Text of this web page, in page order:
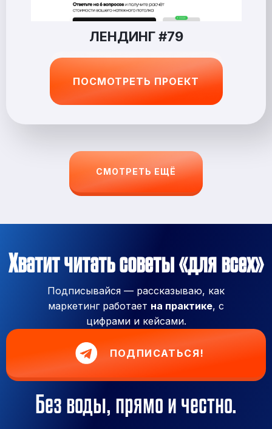
ЛЕНДИНГ #79
ПОСМОТРЕТЬ ПРОЕКТ
СМОТРЕТЬ ЕЩЁ
Хватит читать советы «для всех»
Подписывайся — рассказываю, как
маркетинг работает на практике, с
цифрами и кейсами.
ПОДПИСАТЬСЯ!
Без воды, прямо и честно.